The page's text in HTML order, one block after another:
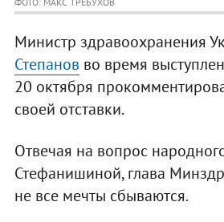
Министр здравоохранения
Степанов во время
20 октября
своей отставки.
Отвечая на вопрос
Стефанишиной, глава
не все мечты сбываются.